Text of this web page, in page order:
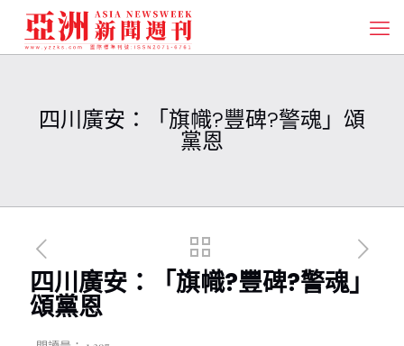
四川廣安：「旗幟?豐碑?警魂」頌
黨恩
四川廣安：「旗幟?豐碑?警魂」
頌黨恩